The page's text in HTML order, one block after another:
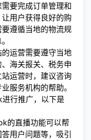
要完成订单管理和
用户获得良好的购
遵循当地的物流规
运营需要遵守当地
海关报关、税务申
运营时，建议咨询
服务机构的帮助。
行推广，以下是
的直播功能可以帮
用户问题等，吸引